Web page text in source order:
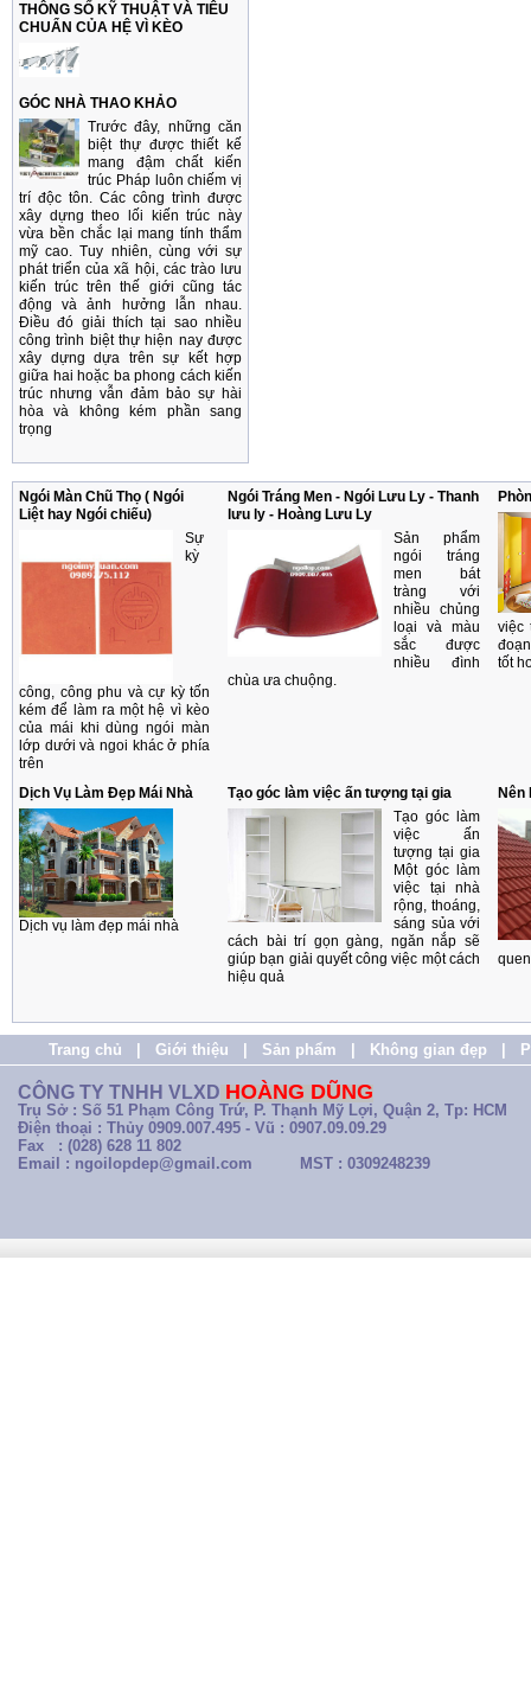
THÔNG SỐ KỸ THUẬT VÀ TIÊU
CHUẨN CỦA HỆ VÌ KÈO
GÓC NHÀ THAO KHẢO
Trước đây, những căn
biệt thự được thiết kế
mang đậm chất kiến
trúc Pháp luôn chiếm vị
trí độc tôn. Các công trình được
xây dựng theo lối kiến trúc này
vừa bền chắc lại mang tính thẩm
mỹ cao. Tuy nhiên, cùng với sự
phát triển của xã hội, các trào lưu
kiến trúc trên thế giới cũng tác
động và ảnh hưởng lẫn nhau.
Điều đó giải thích tại sao nhiều
công trình biệt thự hiện nay được
xây dựng dựa trên sự kết hợp
giữa hai hoặc ba phong cách kiến
trúc nhưng vẫn đảm bảo sự hài
hòa và không kém phần sang
trọng
Ngói Màn Chũ Thọ ( Ngói
Liệt hay Ngói chiếu)
Sự
kỳ
công, công phu và cự kỳ tốn
kém để làm ra một hệ vì kèo
của mái khi dùng ngói màn
lớp dưới và ngoi khác ở phía
trên
Ngói Tráng Men - Ngói Lưu Ly - Thanh
lưu ly - Hoàng Lưu Ly
Sản phẩm
ngói tráng
men bát
tràng với
nhiều chủng
loại và màu
sắc được
nhiều đình
chùa ưa chuộng.
việc
tốt
Dịch Vụ Làm Đẹp Mái Nhà
Dịch vụ làm đẹp mái nhà
Tạo góc làm việc ấn tượng tại gia
Tạo góc làm
việc ấn
tượng tại gia
Một góc làm
việc tại nhà
rộng, thoáng,
sáng sủa với
cách bài trí gọn gàng, ngăn nắp sẽ
giúp bạn giải quyết công việc một cách
hiệu quả
Nên
Trang chủ Giới thiệu Sản phẩm Không gian đẹp
CÔNG TY TNHH VLXD HOÀNG DŨNG
Trụ Sở : Số 51 Phạm Công Trứ, P. Thạnh Mỹ Lợi, Quận 2, Tp: HCM
Điện thoại : Thủy 0909.007.495 - Vũ : 0907.09.09.29
Fax : (028) 628 11 802
Email : ngoilopdep@gmail.com
MST : 0309248239